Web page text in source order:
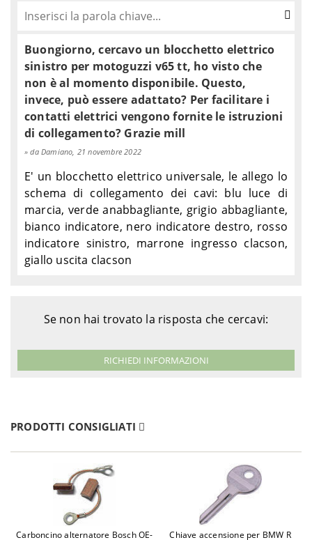
Buongiorno, cercavo un blocchetto elettrico
sinistro per motoguzzi v65 tt, ho visto che
non è al momento disponibile. Questo,
invece, può essere adattato? Per facilitare i
contatti elettrici vengono fornite le istruzioni
di collegamento? Grazie mill
da Damiano, 21 novembre 2022
E' un blocchetto elettrico universale, le allego lo
schema di collegamento dei cavi: blu luce di
marcia, verde anabbagliante, grigio abbagliante,
bianco indicatore, nero indicatore destro, rosso
indicatore sinistro, marrone ingresso clacson,
giallo uscita clacson
Se non hai trovato la risposta che cercavi:
RICHIEDI INFORMAZIONI
PRODOTTI CONSIGLIATI
Carboncino alternatore Bosch OE-
Chiave accensione per BMW R